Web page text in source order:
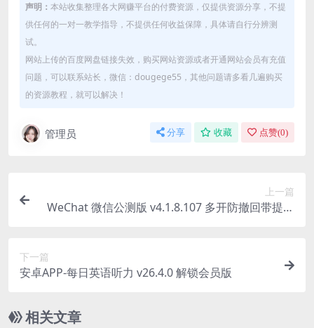
声明： 本站收集整理各大网赚平台的付费资源，仅提供资源分享，不提
供任何的一对一教学指导，不提供任何收益保障，具体请自行分辨测
试。
网站上传的百度网盘链接失效，购买网站资源或者开通网站会员有充值
问题，可以联系站长，微信：dougege55，其他问题请多看几遍购买
的资源教程，就可以解决！
管理员 分享 收藏 点赞(0)
上一篇
WeChat 微信公测版 v4.1.8.107 多开防撤回带提示
下一篇
安卓APP-每日英语听力 v26.4.0 解锁会员版
相关文章